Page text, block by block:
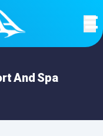
And Spa